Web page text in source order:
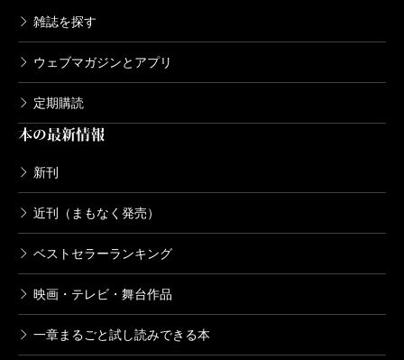
雑誌を探す
ウェブマガジンとアプリ
定期購読
本の最新情報
新刊
近刊（まもなく発売）
ベストセラーランキング
映画・テレビ・舞台作品
一章まるごと試し読みできる本